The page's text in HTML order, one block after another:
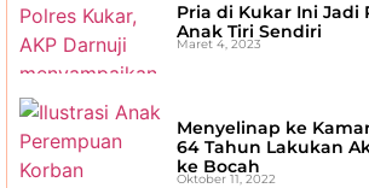
Pria di Kukar Ini Jadi
Anak Tiri Sendiri
Maret 4, 2023
Menyelinap ke
64 Tahun Lakukan
ke Bocah
Oktober 11, 2022